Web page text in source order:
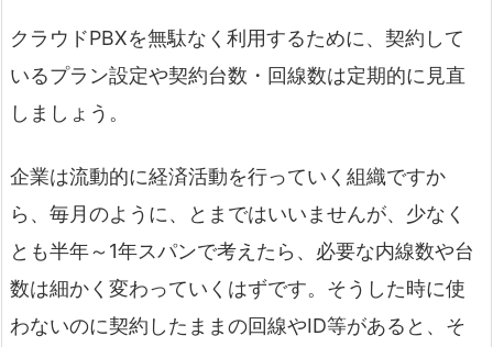
クラウドPBXを無駄なく利用するために、契約して
いるプラン設定や契約台数・回線数は定期的に見直
しましょう。
企業は流動的に経済活動を行っていく組織ですか
ら、毎月のように、とまではいいませんが、少なく
とも半年～1年スパンで考えたら、必要な内線数や台
数は細かく変わっていくはずです。そうした時に使
わないのに契約したままの回線やID等があると、そ